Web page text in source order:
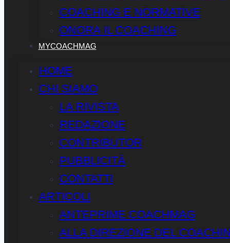
COACHING E NORMATIVE
ONORA IL COACHING
MYCOACHMAG
HOME
CHI SIAMO
LA RIVISTA
REDAZIONE
CONTRIBUTOR
PUBBLICITÀ
CONTATTI
ARTICOLI
ANTEPRIME COACHMAG
ALLA DIREZIONE DEL